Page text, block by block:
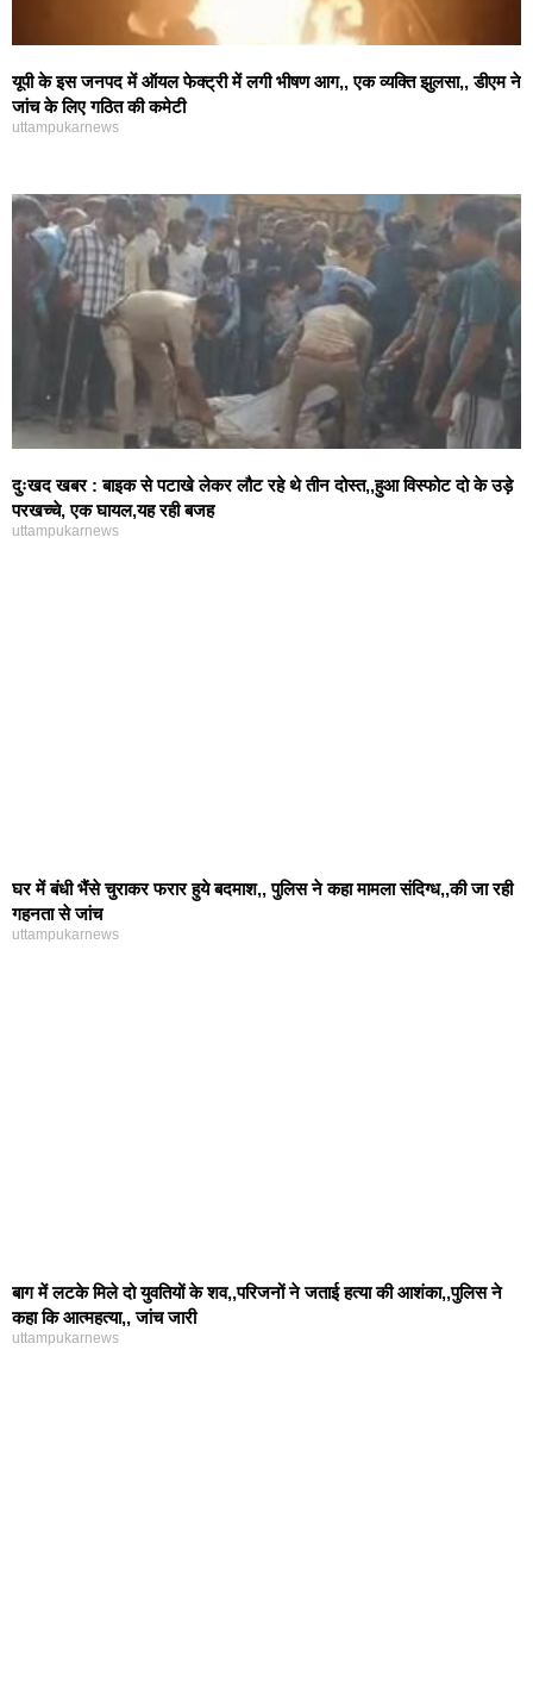
यूपी के इस जनपद में ऑयल फेक्ट्री में लगी भीषण आग,, एक व्यक्ति झुलसा,, डीएम ने
जांच के लिए गठित की कमेटी
uttampukarnews
दुःखद खबर : बाइक से पटाखे लेकर लौट रहे थे तीन दोस्त,,हुआ विस्फोट दो के उड़े
परखच्चे, एक घायल,यह रही बजह
uttampukarnews
घर में बंधी भैंसे चुराकर फरार हुये बदमाश,, पुलिस ने कहा मामला संदिग्ध,,की जा रही
गहनता से जांच
uttampukarnews
बाग में लटके मिले दो युवतियों के शव,,परिजनों ने जताई हत्या की आशंका,,पुलिस ने
कहा कि आत्महत्या,, जांच जारी
uttampukarnews